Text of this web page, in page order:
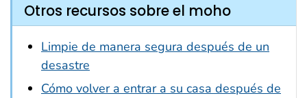
Otros recursos sobre el moho
Limpie de manera segura después de un
desastre
Cómo volver a entrar a su casa después de